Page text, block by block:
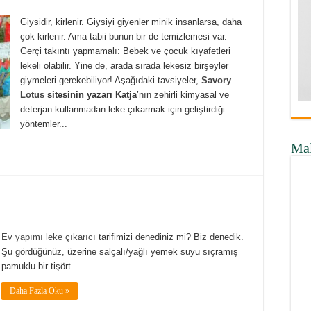
Giysidir, kirlenir. Giysiyi giyenler minik insanlarsa, daha
çok kirlenir. Ama tabii bunun bir de temizlemesi var.
Gerçi takıntı yapmamalı: Bebek ve çocuk kıyafetleri
lekeli olabilir. Yine de, arada sırada lekesiz birşeyler
giymeleri gerekebiliyor! Aşağıdaki tavsiyeler, Savory
Lotus sitesinin yazarı Katja’nın zehirli kimyasal ve
deterjan kullanmadan leke çıkarmak için geliştirdiği
yöntemler...
Ev yapımı leke çıkarıcı tarifimizi denediniz mi? Biz denedik.
Şu gördüğünüz, üzerine salçalı/yağlı yemek suyu sıçramış
pamuklu bir tişört...
Daha Fazla Oku »